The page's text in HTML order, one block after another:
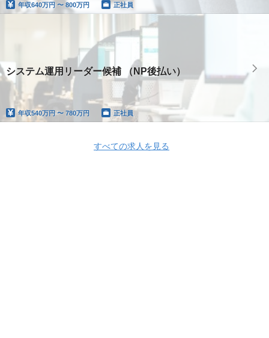
年収640万円 〜 800万円 正社員
システム運用リーダー候補 （NP後払い）
年収540万円 〜 780万円 正社員
すべての求人を見る